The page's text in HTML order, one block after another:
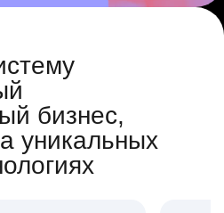
бизнес,
уникальных